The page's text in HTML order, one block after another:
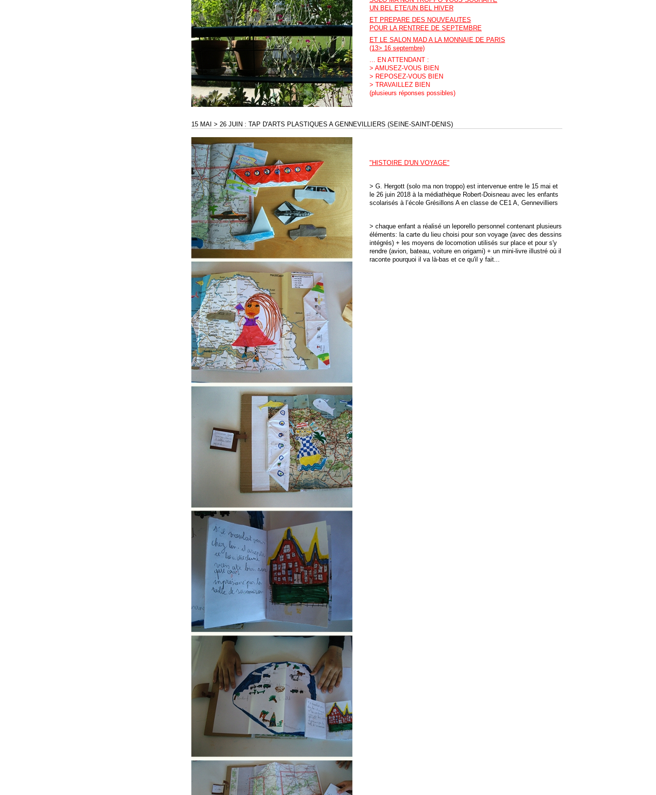
UN BEL ETE/UN BEL HIVER
ET PREPARE DES NOUVEAUTES
POUR LA RENTREE DE SEPTEMBRE
ET LE SALON MAD A LA MONNAIE DE PARIS
(13> 16 septembre)
... EN ATTENDANT :
> AMUSEZ-VOUS BIEN
> REPOSEZ-VOUS BIEN
> TRAVAILLEZ BIEN
(plusieurs réponses possibles)
15 MAI > 26 JUIN : TAP D'ARTS PLASTIQUES A GENNEVILLIERS (SEINE-SAINT-DENIS)
"HISTOIRE D'UN VOYAGE"
> G. Hergott (solo ma non troppo) est intervenue entre le 15 mai et
le 26 juin 2018 à la médiathèque Robert-Doisneau avec les enfants
scolarisés à l’école Grésillons A en classe de CE1 A, Gennevilliers
> chaque enfant a réalisé un leporello personnel contenant plusieurs
éléments: la carte du lieu choisi pour son voyage (avec des dessins
intégrés) + les moyens de locomotion utilisés sur place et pour s'y
rendre (avion, bateau, voiture en origami) + un mini-livre illustré où il
raconte pourquoi il va là-bas et ce qu'il y fait...